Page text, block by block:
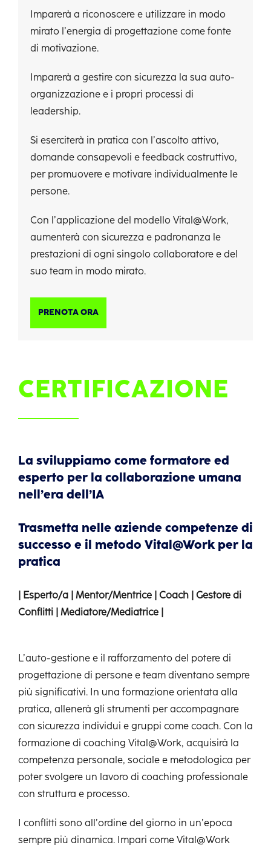
Imparerà a riconoscere e utilizzare in modo
mirato l’energia di progettazione come fonte
di motivazione.
Imparerà a gestire con sicurezza la sua auto-
organizzazione e i propri processi di
leadership.
Si eserciterà in pratica con l’ascolto attivo,
domande consapevoli e feedback costruttivo,
per promuovere e motivare individualmente le
persone.
Con l’applicazione del modello Vital@Work,
aumenterà con sicurezza e padronanza le
prestazioni di ogni singolo collaboratore e del
suo team in modo mirato.
PRENOTA ORA
CERTIFICAZIONE
La sviluppiamo come formatore ed
esperto per la collaborazione umana
nell’era dell’IA
Trasmetta nelle aziende competenze di
successo e il metodo Vital@Work per la
pratica
| Esperto/a | Mentor/Mentrice | Coach | Gestore di
Conflitti | Mediatore/Mediatrice |
L’auto-gestione e il rafforzamento del potere di
progettazione di persone e team diventano sempre
più significativi.In una formazione orientata alla
pratica, allenerà gli strumenti per accompagnare
con sicurezza individui e gruppi come coach. Con la
formazione di coaching Vital@Work, acquisirà la
competenza personale, sociale e metodologica per
poter svolgere un lavoro di coaching professionale
con struttura e processo.
I conflitti sono all’ordine del giorno in un’epoca
sempre più dinamica. Impari come Vital@Work